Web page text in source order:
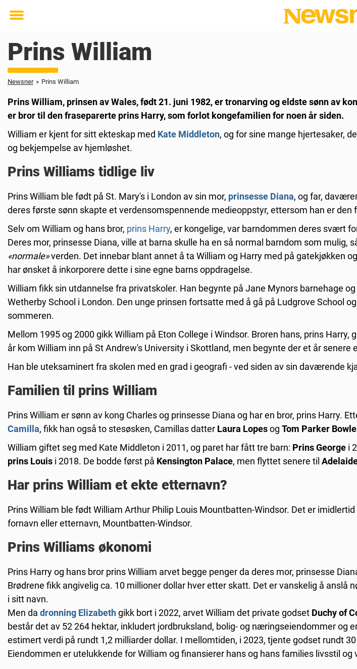
Toggle
Prins William
Newsner » Prins William
Prins William, prinsen av Wales, født 21. juni 1982, er tronarving og eldste sønn av
er bror til den fraseparerte prins Harry, som forlot kongefamilien for noen år siden.
William er kjent for sitt ekteskap med Kate Middleton, og for sine mange hjertesaker,
og bekjempelse av hjemløshet.
Prins Williams tidlige liv
Prins William ble født på St. Mary's i London av sin mor, prinsesse Diana, og far,
deres første sønn skapte et verdensomspennende medieoppstyr, ettersom han er den
Selv om William og hans bror, prins Harry, er kongelige, var barndommen deres svært
Deres mor, prinsesse Diana, ville at barna skulle ha en så normal barndom som mulig,
«normale»verden. Det innebar blant annet å ta William og Harry med på gatekjøkken
har ønsket å inkorporere dette i sine egne barns oppdragelse.
William fikk sin utdannelse fra privatskoler. Han begynte på Jane Mynors barnehage
Wetherby School i London. Den unge prinsen fortsatte med å gå på Ludgrove School
sommeren.
Mellom 1995 og 2000 gikk William på Eton College i Windsor. Broren hans, prins Harry,
år kom William inn på St Andrew's University i Skottland, men begynte der et år senere
Han ble uteksaminert fra skolen med en grad i geografi - ved siden av sin daværende
Familien til prins William
Prins William er sønn av kong Charles og prinsesse Diana og har en bror, prins Harry.
Camilla, fikk han også to stesøsken, Camillas datter Laura Lopesog Tom Parker
William giftet seg med Kate Middleton i 2011, og paret har fått tre barn: Prins George i
prins Louis i 2018. De bodde først på Kensington Palace, men flyttet senere til
Har prins William et ekte etternavn?
Prins William ble født William Arthur Philip Louis Mountbatten-Windsor. Det er
fornavn eller etternavn, Mountbatten-Windsor.
Prins Williams økonomi
Prins Harry og hans bror prins William arvet begge penger da deres mor, prinsesse
Brødrene fikk angivelig ca. 10 millioner dollar hver etter skatt. Det er vanskelig å anslå
i sitt navn.
Men da dronning Elizabethgikk bort i 2022, arvet William det private godset Duchy of
består det av 52 264 hektar, inkludert jordbruksland, bolig- og næringseiendommer og
estimert verdi på rundt 1,2 milliarder dollar. I mellomtiden, i 2023, tjente godset rundt
Eiendommen er utelukkende for William og finansierer hans og hans families livsstil og